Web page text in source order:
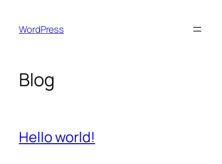
contenu
WordPress
Blog
Hello world!